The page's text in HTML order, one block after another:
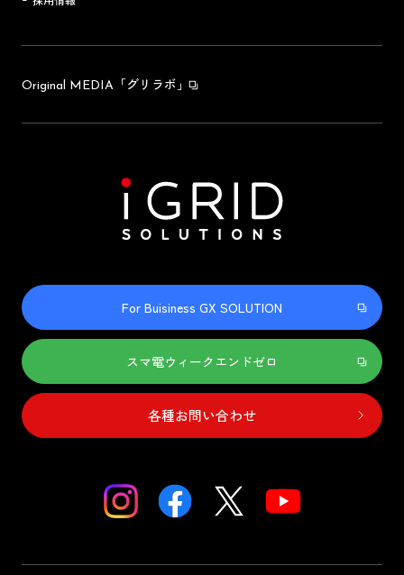
Original MEDIA 「グリラボ」
For Buisiness GX SOLUTION
スマ電ウィークエンドゼロ
各種お問い合わせ